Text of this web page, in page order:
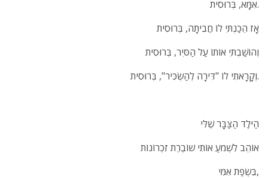
אִמָּא, בְּרוּסִית.
אָז הֵכַנְתִּי לוֹ חֲבִיתָה, בְּרוּסִית
וְהוֹשַׁבְתִּי אוֹתוֹ עַל הַסִּיר, בְּרוּסִית
וְקָרָאתִי לוֹ "דִּירָה לְהַשְׂכִּיר", בְּרוּסִית.
הַיּלֶֶד הַצַּבָּר שֶׁלִּי
אוֹהֵב לִשְׁמֹעַ אוֹתִי שׁוֹבֶרֶת זִכְרוֹנוֹת
בִּשְׂפַת אִמִּי,